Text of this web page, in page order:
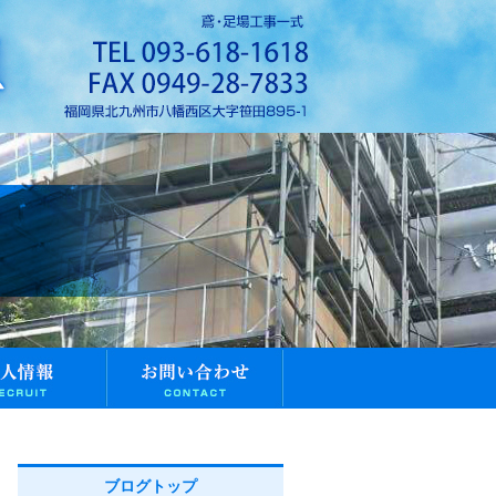
ブログトップ